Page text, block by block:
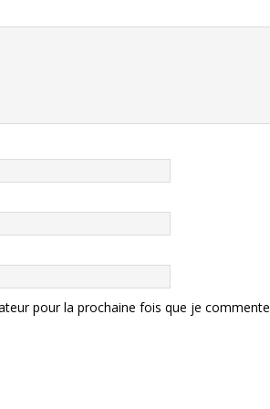
pour la prochaine fois que je